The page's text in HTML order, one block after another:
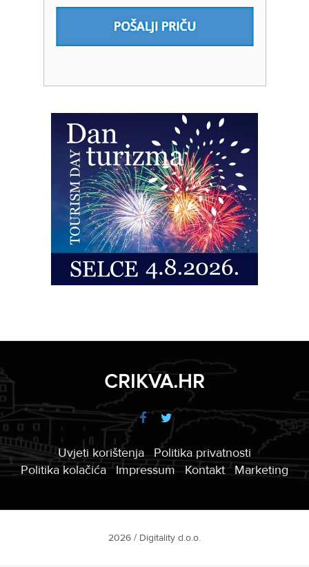
CRIKVA.HR
Uvjeti korištenja
Politika privatnosti
Politika kolačića
Impressum Kontakt Marketing
2026 / Digitality d.o.o.